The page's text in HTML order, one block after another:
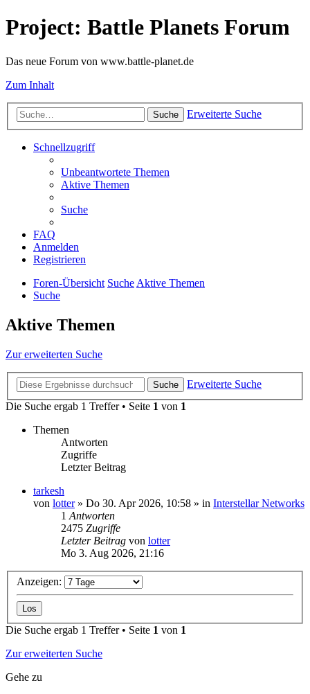
Project: Battle Planets Forum
Das neue Forum von www.battle-planet.de
Zum Inhalt
Suche Erweiterte Suche
Schnellzugriff
Unbeantwortete Themen
Aktive Themen
Suche
FAQ
Anmelden
Registrieren
Foren-Übersicht SucheAktive Themen
Suche
Aktive Themen
Zur erweiterten Suche
Suche
Erweiterte Suche
Die Suche ergab 1 Treffer • Seite 1 von 1
Themen
Antworten
Zugriffe
Letzter Beitrag
tarkesh
von lotter» Do 30. Apr 2026, 10:58 » in Interstellar Networks
1 Antworten
2475 Zugriffe
Letzter Beitrag von lotter
Mo 3. Aug 2026, 21:16
Anzeigen:
Die Suche ergab 1 Treffer • Seite 1 von 1
Zur erweiterten Suche
Gehe zu